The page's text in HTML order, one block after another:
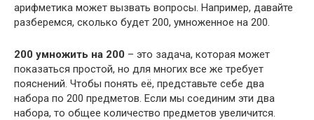
арифметика может вызвать вопросы. Например, давайте
разберемся, сколько будет 200, умноженное на 200.
200 умножить на 200 – это задача, которая может
показаться простой, но для многих все же требует
пояснений. Чтобы понять её, представьте себе два
набора по 200 предметов. Если мы соединим эти два
набора, то общее количество предметов увеличится.